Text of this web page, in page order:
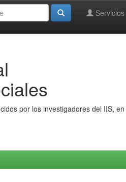
Servicios
por los investigadores del IIS,